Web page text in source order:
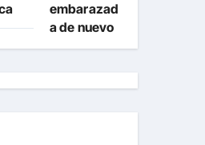
embarazad
a de nuevo